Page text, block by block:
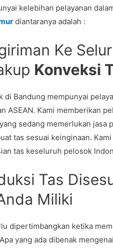
kelebihan pelayanan
diantaranya adalah :
Ke
Konveksi
di Bandung mempunyai
ASEAN. Kami memberikan
sedang memerlukan jasa
tas sesuai keinginaan.
tas keseluruh pelosok
Tas
Miliki
dipertimbangkan ketika
yang ada dibenak